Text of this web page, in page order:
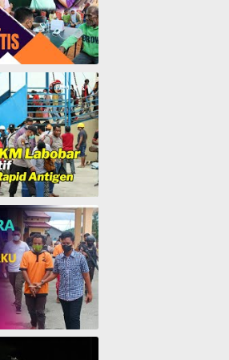
GMI Pos Pelayanan Biji Sesawi Jayapura Gelar Bakti Sosial Pengobatan Umum Gratis
50 Penumpang KM. Labobar Dinyatakan Reaktif Usai Pemeriksaan Rapid Antigen
Polres Jayapura Tangkap Penadah dan Pelaku Curanmor - Papua Pos